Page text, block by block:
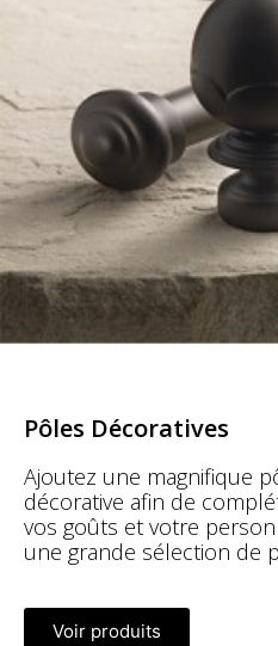
Pôles Décoratives
Ajoutez une magnifique
décorative afin de
vos goûts et votre
une grande sélection de
Voir produits